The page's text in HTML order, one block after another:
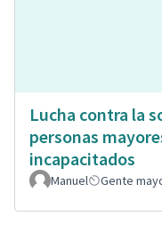
Lucha contra la
personas
incapacitados
Manuel Gente